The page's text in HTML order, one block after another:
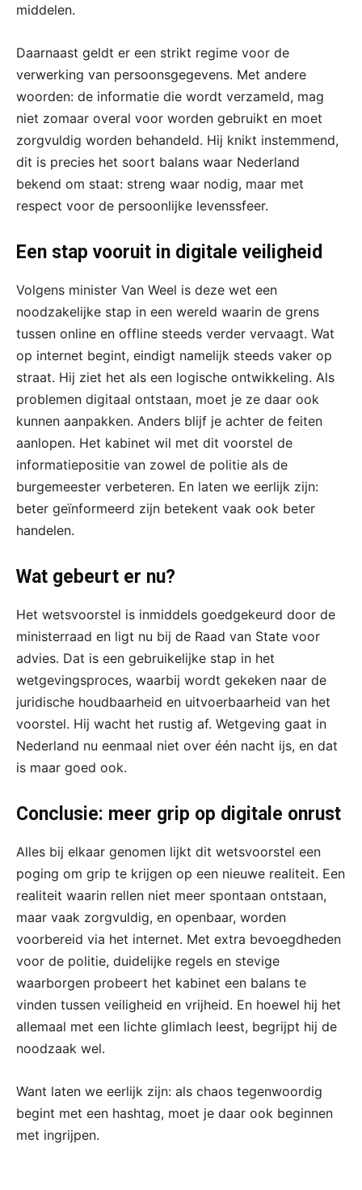
middelen.
Daarnaast geldt er een strikt regime voor de
verwerking van persoonsgegevens. Met andere
woorden: de informatie die wordt verzameld, mag
niet zomaar overal voor worden gebruikt en moet
zorgvuldig worden behandeld. Hij knikt instemmend,
dit is precies het soort balans waar Nederland
bekend om staat: streng waar nodig, maar met
respect voor de persoonlijke levenssfeer.
Een stap vooruit in digitale veiligheid
Volgens minister Van Weel is deze wet een
noodzakelijke stap in een wereld waarin de grens
tussen online en offline steeds verder vervaagt. Wat
op internet begint, eindigt namelijk steeds vaker op
straat. Hij ziet het als een logische ontwikkeling. Als
problemen digitaal ontstaan, moet je ze daar ook
kunnen aanpakken. Anders blijf je achter de feiten
aanlopen. Het kabinet wil met dit voorstel de
informatiepositie van zowel de politie als de
burgemeester verbeteren. En laten we eerlijk zijn:
beter geïnformeerd zijn betekent vaak ook beter
handelen.
Wat gebeurt er nu?
Het wetsvoorstel is inmiddels goedgekeurd door de
ministerraad en ligt nu bij de Raad van State voor
advies. Dat is een gebruikelijke stap in het
wetgevingsproces, waarbij wordt gekeken naar de
juridische houdbaarheid en uitvoerbaarheid van het
voorstel. Hij wacht het rustig af. Wetgeving gaat in
Nederland nu eenmaal niet over één nacht ijs, en dat
is maar goed ook.
Conclusie: meer grip op digitale onrust
Alles bij elkaar genomen lijkt dit wetsvoorstel een
poging om grip te krijgen op een nieuwe realiteit. Een
realiteit waarin rellen niet meer spontaan ontstaan,
maar vaak zorgvuldig, en openbaar, worden
voorbereid via het internet. Met extra bevoegdheden
voor de politie, duidelijke regels en stevige
waarborgen probeert het kabinet een balans te
vinden tussen veiligheid en vrijheid. En hoewel hij het
allemaal met een lichte glimlach leest, begrijpt hij de
noodzaak wel.
Want laten we eerlijk zijn: als chaos tegenwoordig
begint met een hashtag, moet je daar ook beginnen
met ingrijpen.